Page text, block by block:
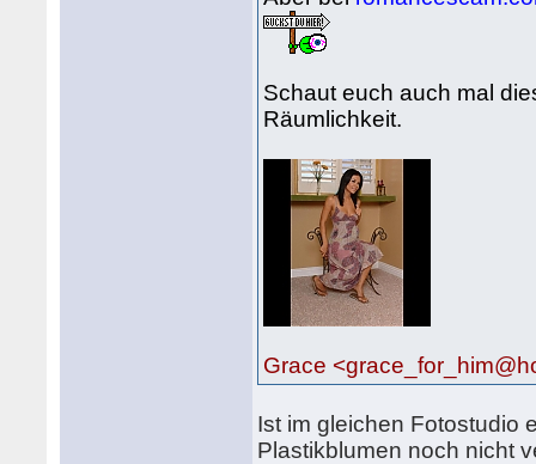
Schaut euch auch mal
Räumlichkeit.
Grace
Ist im gleichen Fotostudio
Plastikblumen noch nicht